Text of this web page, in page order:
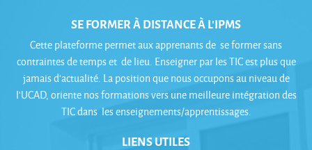
SE FORMER À DISTANCE À L'IPMS
Cette plateforme permet aux apprenants de se former sans
contraintes de temps et de lieu. Enseigner par les TIC est plus que
jamais d’actualité. La position que nous occupons au niveau de
l’UCAD, oriente nos formations vers une meilleure intégration des
TIC dans les enseignements/apprentissages.
LIENS UTILES